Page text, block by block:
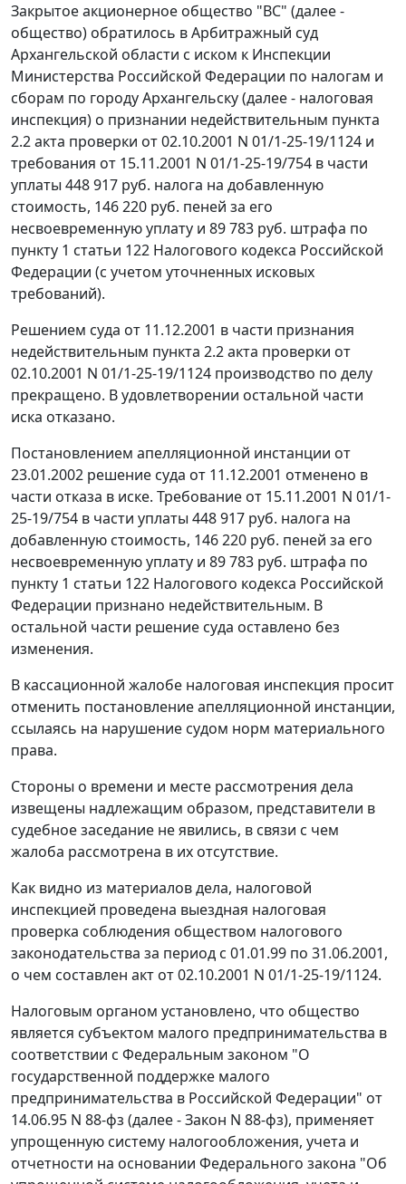
Закрытое акционерное общество "ВС" (далее -
общество) обратилось в Арбитражный суд
Архангельской области с иском к Инспекции
Министерства Российской Федерации по налогам и
сборам по городу Архангельску (далее - налоговая
инспекция) о признании недействительным пункта
2.2 акта проверки от 02.10.2001 N 01/1-25-19/1124 и
требования от 15.11.2001 N 01/1-25-19/754 в части
уплаты 448 917 руб. налога на добавленную
стоимость, 146 220 руб. пеней за его
несвоевременную уплату и 89 783 руб. штрафа по
пункту 1 статьи 122 Налогового кодекса Российской
Федерации (с учетом уточненных исковых
требований).
Решением суда от 11.12.2001 в части признания
недействительным пункта 2.2 акта проверки от
02.10.2001 N 01/1-25-19/1124 производство по делу
прекращено. В удовлетворении остальной части
иска отказано.
Постановлением апелляционной инстанции от
23.01.2002 решение суда от 11.12.2001 отменено в
части отказа в иске. Требование от 15.11.2001 N 01/1-
25-19/754 в части уплаты 448 917 руб. налога на
добавленную стоимость, 146 220 руб. пеней за его
несвоевременную уплату и 89 783 руб. штрафа по
пункту 1 статьи 122 Налогового кодекса Российской
Федерации признано недействительным. В
остальной части решение суда оставлено без
изменения.
В кассационной жалобе налоговая инспекция просит
отменить постановление апелляционной инстанции,
ссылаясь на нарушение судом норм материального
права.
Стороны о времени и месте рассмотрения дела
извещены надлежащим образом, представители в
судебное заседание не явились, в связи с чем
жалоба рассмотрена в их отсутствие.
Как видно из материалов дела, налоговой
инспекцией проведена выездная налоговая
проверка соблюдения обществом налогового
законодательства за период с 01.01.99 по 31.06.2001,
о чем составлен акт от 02.10.2001 N 01/1-25-19/1124.
Налоговым органом установлено, что общество
является субъектом малого предпринимательства в
соответствии с Федеральным законом "О
государственной поддержке малого
предпринимательства в Российской Федерации" от
14.06.95 N 88-фз (далее - Закон N 88-фз), применяет
упрощенную систему налогообложения, учета и
отчетности на основании Федерального закона "Об